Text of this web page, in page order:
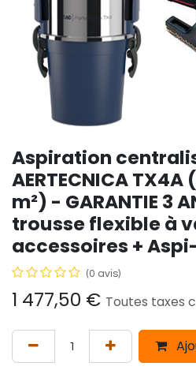
Aspiration
AERTECNICA
m²) - GARANTIE 3
trousse flexible à
accessoires +
(0 avis)
1 477,50 € Toutes taxes